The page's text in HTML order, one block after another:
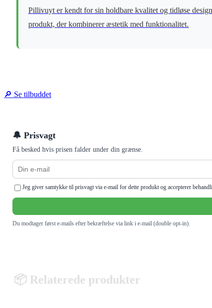
Pillivuyt er kendt for sin holdbare kvalitet og tidløse
produkt, der kombinerer æstetik med funktionalitet.
🔎 Se tilbuddet
🔔 Prisvagt
Få besked hvis prisen falder under din grænse.
Jeg giver samtykke til prisvagt via e-mail for dette produkt og accepterer
Du modtager først e-mails efter bekræftelse via link i e-mail (double opt-in).
📦 Relaterede produkter